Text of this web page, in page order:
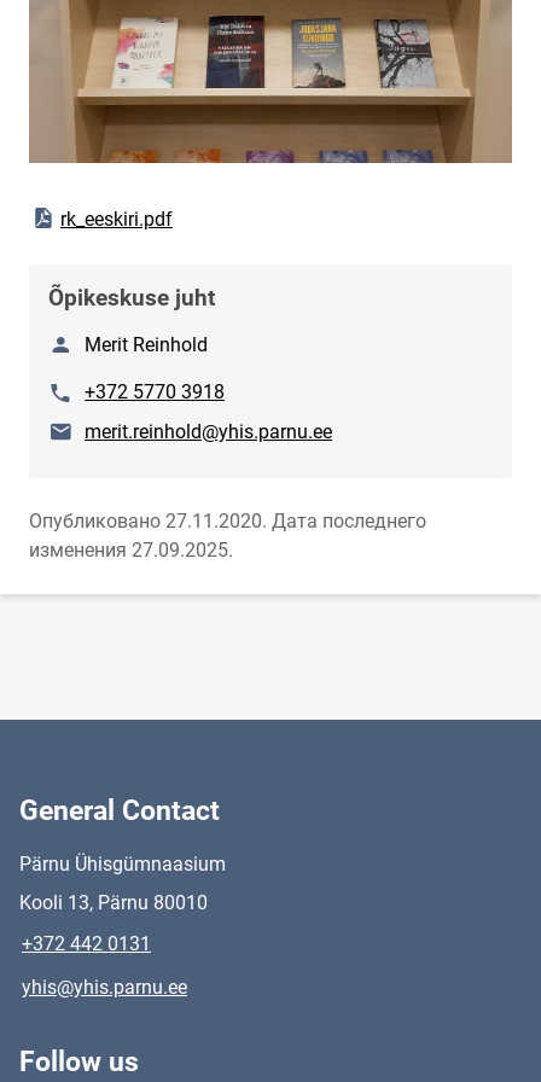
rk_eeskiri.pdf
Open PDF document
Õpikeskuse juht
Название
Merit Reinhold
Телефон
+372 5770 3918
E-mailmerit.reinhold@yhis.parnu.ee
Опубликовано 27.11.2020. Дата последнего
изменения 27.09.2025.
General Contact
Pärnu Ühisgümnaasium
Kooli 13, Pärnu 80010
+372 442 0131
yhis@yhis.parnu.ee
Follow us